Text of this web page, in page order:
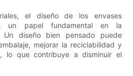
el diseño de los envases
un papel fundamental en la
Un diseño bien pensado puede
mejorar la reciclabilidad y
lo que contribuye a disminuir el